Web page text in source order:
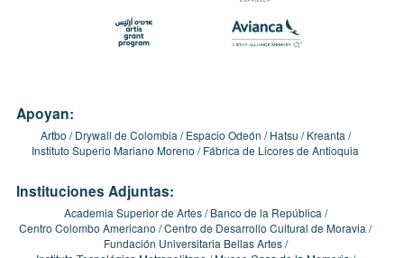
Apoyan:
Artbo Drywall de Colombia Espacio Odeón Hatsu
Kreanta
Instituto Superio Mariano Moreno
Fábrica de Licores de Antioquia
Instituciones Adjuntas:
Academia Superior de Artes
Banco de la República
Centro Colombo Americano Centro de Desarrollo Cultural de Moravia
Fundación Universitaria Bellas Artes